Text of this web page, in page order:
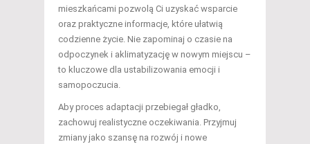
mieszkańcami pozwolą Ci uzyskać wsparcie
oraz praktyczne informacje, które ułatwią
codzienne życie. Nie zapominaj o czasie na
odpoczynek i aklimatyzację w nowym miejscu –
to kluczowe dla ustabilizowania emocji i
samopoczucia.
Aby proces adaptacji przebiegał gładko,
zachowuj realistyczne oczekiwania. Przyjmuj
zmiany jako szansę na rozwój i nowe